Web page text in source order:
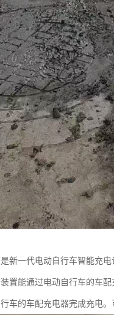
新一代电动自行车智能充
置能通过电动自行车的车
车的车配充电器完成充电